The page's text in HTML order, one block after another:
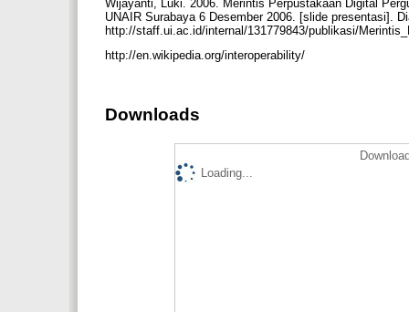
Wijayanti, Luki. 2006. Merintis Perpustakaan Digital
UNAIR Surabaya 6 Desember 2006. [slide presentasi].
http://staff.ui.ac.id/internal/131779843/publikasi/
http://en.wikipedia.org/interoperability/
Downloads
Loading...